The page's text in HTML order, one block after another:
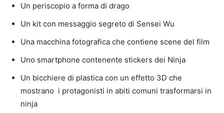
Un periscopio a forma di drago
Un kit con messaggio segreto di Sensei Wu
Una macchina fotografica che contiene scene del film
Uno smartphone contenente stickers dei Ninja
Un bicchiere di plastica con un effetto 3D che
mostrano i protagonisti in abiti comuni trasformarsi in
ninja